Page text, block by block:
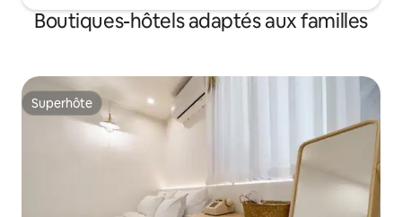
Départ : 10h00 (Départ à 11 h 00 lors de la
participation à un événement de
aujourd'hui :)
Boutiques-hôtels adaptés aux familles
Superhôte
Superhôte